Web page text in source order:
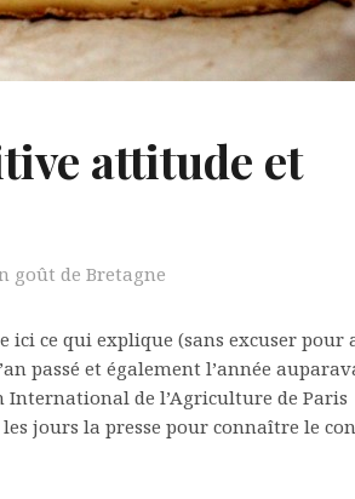
attitude et
goût de Bretagne
ici ce qui explique (sans excuser pour
passé et également l’année
de l’Agriculture de Paris
jours la presse pour connaître le